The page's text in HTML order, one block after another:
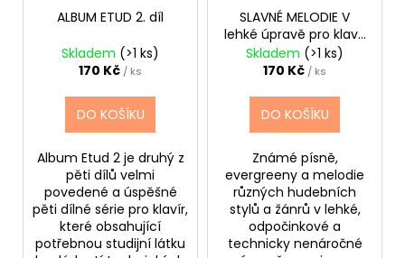
ALBUM ETUD 2. díl
Skladem (>1 ks)
170 Kč / ks
DO KOŠÍKU
Album Etud 2 je druhý z
pěti dílů velmi
povedené a úspěšné
pěti dílné série pro klavír,
které obsahující
potřebnou studijní látku
SLAVNÉ MELODIE V
lehké úpravě pro klavír
1.+CD
Skladem (>1 ks)
170 Kč / ks
DO KOŠÍKU
Známé písně,
evergreeny a melodie
různých hudebních
stylů a žánrů v lehké,
odpočinkové a
technicky nenáročné